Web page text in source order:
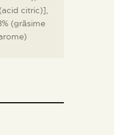
citric)],
(grăsime